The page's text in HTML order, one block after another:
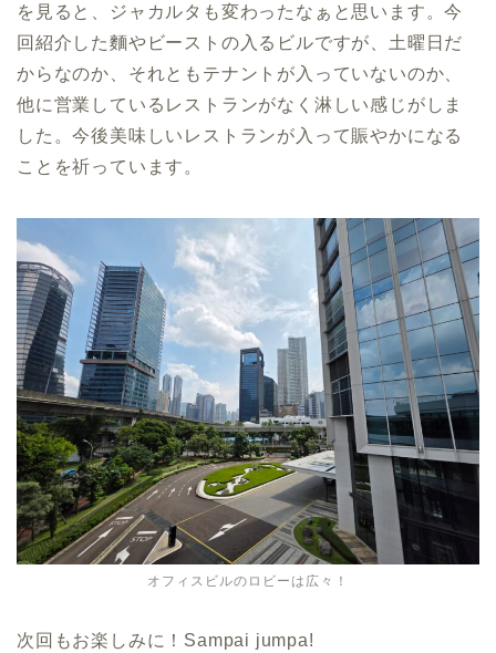
を見ると、ジャカルタも変わったなぁと思います。今
回紹介した麵やビーストの入るビルですが、土曜日だ
からなのか、それともテナントが入っていないのか、
他に営業しているレストランがなく淋しい感じがしま
した。今後美味しいレストランが入って賑やかになる
ことを祈っています。
オフィスビルのロビーは広々！
次回もお楽しみに！Sampai jumpa!